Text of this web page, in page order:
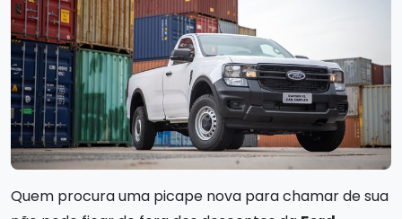
Quem procura uma picape nova para chamar de sua